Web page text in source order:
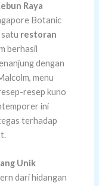
Raya
Botanic
satu restoran
berhasil
dengan
menu
resep kuno
ini
terhadap
Unik
dari hidangan